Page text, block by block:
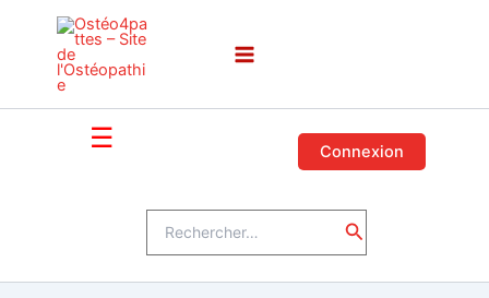
contenu
☰ Connexion
Rechercher